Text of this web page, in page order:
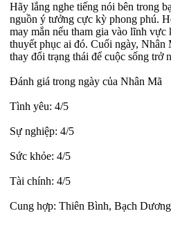
Hãy lắng nghe tiếng nói bên trong
nguồn ý tưởng cực kỳ phong phú.
may mắn nếu tham gia vào lĩnh vực
thuyết phục ai đó. Cuối ngày, Nhân
thay đổi trạng thái để cuộc sống trở
Đánh giá trong ngày của Nhân Mã
Tình yêu: 4/5
Sự nghiệp: 4/5
Sức khỏe: 4/5
Tài chính: 4/5
Cung hợp: Thiên Bình, Bạch